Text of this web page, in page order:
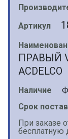
Артикул
ПРАВЫЙ
ACDELCO
Наличие
Срок
При заказе
бесплатную